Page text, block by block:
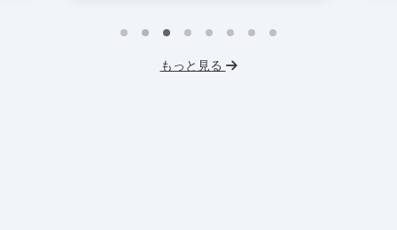
インターン生3人以上在籍
英語力を活かせる M&A
もっと見る